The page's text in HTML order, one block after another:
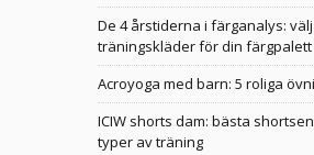
De 4 årstiderna i färganalys: välj
träningskläder för din färgpalett
Acroyoga med barn: 5 roliga
ICIW shorts dam: bästa
typer av träning